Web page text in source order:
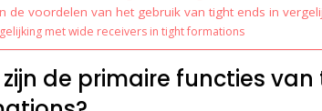
de voordelen van het gebruik van tight ends in
met wide receivers in tight formations
de primaire functies